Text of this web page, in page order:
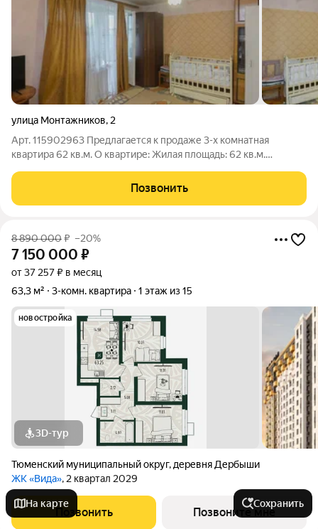
улица Монтажников, 2
Арт. 115902963 Предлагается к продаже 3-х комнатная
квартира 62 кв.м. О квартире: Жилая площадь: 62 кв.м.
Окна выходят во двор и на улицу. Комнаты смежные.
Требуется ремонт. Сантехника
Позвонить
8 890 000₽ –20%
7 150 000 ₽
от 37 257 ₽ в месяц
63,3 м²
3-комн. квартира 1 этаж из 15
новостройка
3D-тур
Тюменский муниципальный округ, деревня Дербыши
ЖК «Вида», 2 квартал 2029
Позвонить Позвоните мне
На карте Сохранить